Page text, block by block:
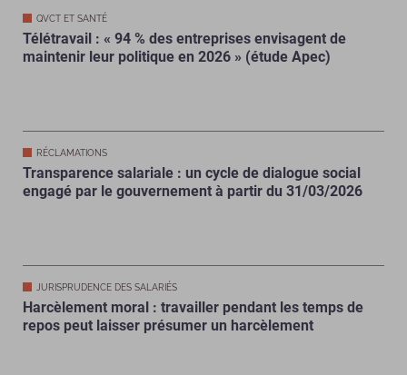
QVCT ET SANTÉ
Télétravail : « 94 % des entreprises envisagent de
maintenir leur politique en 2026 » (étude Apec)
RÉCLAMATIONS
Transparence salariale : un cycle de dialogue social
engagé par le gouvernement à partir du 31/03/2026
JURISPRUDENCE DES SALARIÉS
Harcèlement moral : travailler pendant les temps de
repos peut laisser présumer un harcèlement